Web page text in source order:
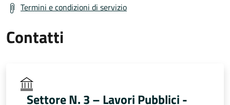
Termini e condizioni di servizio
Contatti
Settore N. 3 – Lavori Pubblici -